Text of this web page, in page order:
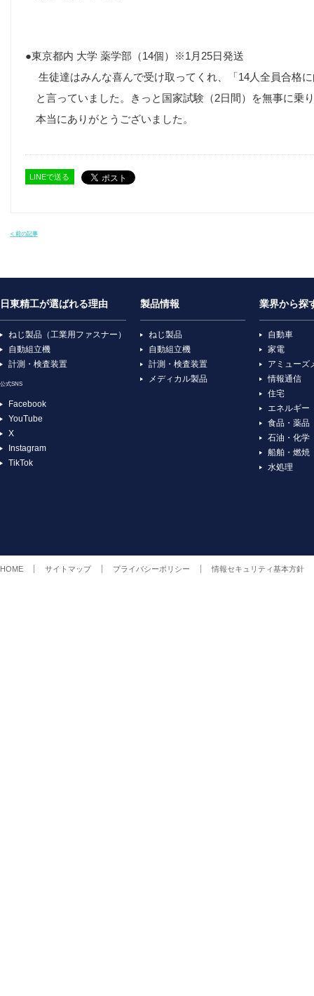
●東京都内 大学 薬学部（14個）※1月25日発送
生徒達はみんな喜んで受け取ってくれ、「14人全員合格
と言っていました。きっと国家試験（2日間）を無事に乗
本当にありがとうございました。
LINEで送る
< 前の記事
日東精工が選ばれる理由
ねじ製品（工業用ファスナー）
自動組立機
計測・検査装置
公式SNS
Facebook
YouTube
X
Instagram
TikTok
製品情報
ねじ製品
自動組立機
計測・検査装置
メディカル製品
業界から探
自動車
家電
アミューズ
情報通信
住宅
エネルギー
食品・薬品
石油・化学
船舶・燃焼
水処理
HOME サイトマップ プライバシーポリシー 情報セキュリティ基本方針